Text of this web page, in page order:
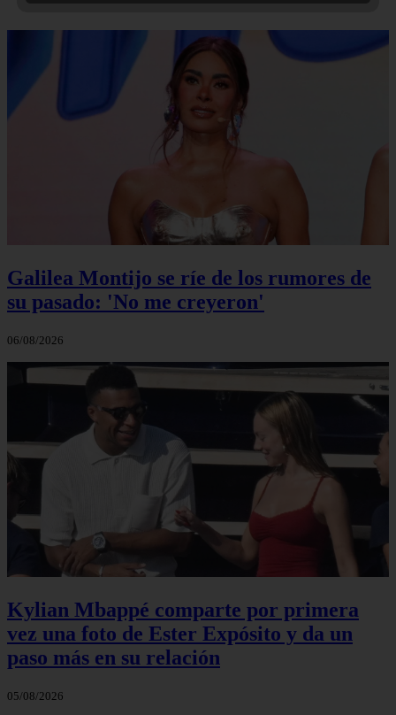
Galilea Montijo se ríe de los rumores de
su pasado: 'No me creyeron'
06/08/2026
Kylian Mbappé comparte por primera
vez una foto de Ester Expósito y da un
paso más en su relación
05/08/2026